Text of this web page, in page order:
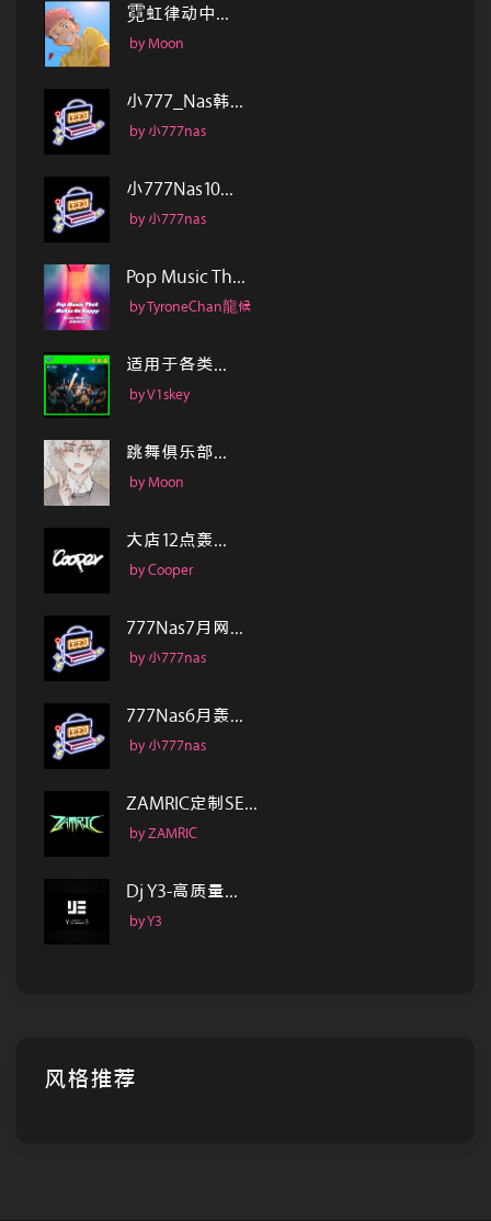
霓虹律动中...
by Moon
小777_Nas韩...
by 小777nas
小777Nas10...
by 小777nas
Pop Music Th...
by TyroneChan龍候
适用于各类...
by V1skey
跳舞俱乐部...
by Moon
大店12点轰...
by Cooper
777Nas7月网...
by 小777nas
777Nas6月轰...
by 小777nas
ZAMRIC定制SE...
by ZAMRIC
Dj Y3-高质量...
by Y3
风格推荐